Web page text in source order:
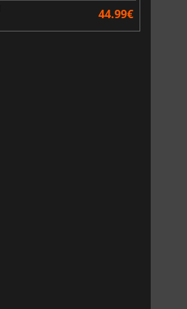
44.99€